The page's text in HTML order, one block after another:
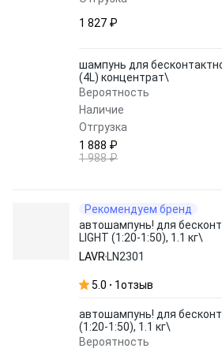
1 827 ₽
шампунь для
(4L) концентрат\
Вероятность
Наличие
Отгрузка
1 888 ₽
1 988 ₽
Рекомендуем бренд
автошампунь! для
LIGHT (1:20-1:50), 1.1 кг\
LAVR LN2301
5.0 1отзыв
автошампунь! для
(1:20-1:50), 1.1 кг\
Вероятность